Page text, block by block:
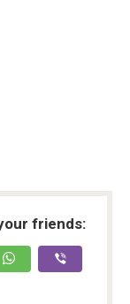
friends: